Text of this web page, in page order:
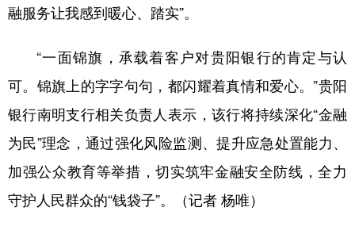
融服务让我感到暖心、踏实”。
“一面锦旗，承载着客户对贵阳银行的肯定与认
可。锦旗上的字字句句，都闪耀着真情和爱心。”贵阳
银行南明支行相关负责人表示，该行将持续深化“金融
为民”理念，通过强化风险监测、提升应急处置能力、
加强公众教育等举措，切实筑牢金融安全防线，全力
守护人民群众的“钱袋子”。（记者 杨唯）